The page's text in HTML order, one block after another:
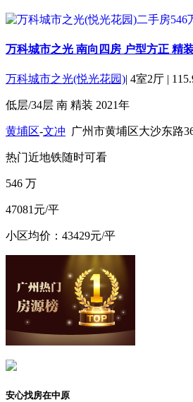
万科城市之光 南向四房 户型方正 精
万科城市之光(悦光花园)| 4室2厅 |
低层/34层 南 精装 2021年
黄埔区-文冲 广州市黄埔区大沙东路
热门近地铁随时可看
546 万
47081元/平
小区均价：43429元/平
安心找房在中原